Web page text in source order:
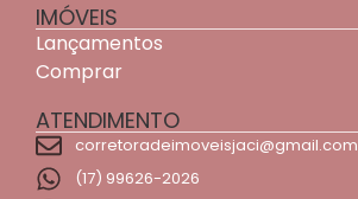
IMÓVEIS
Lançamentos
Comprar
ATENDIMENTO
corretoradeimoveisjaci@gmail.com
(17) 99626-2026